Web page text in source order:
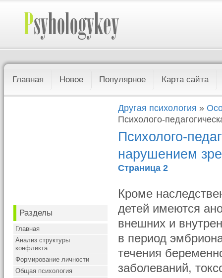
Главная Новое Популярное Карта сайта
Разделы
Главная
Анализ структуры
конфликта
Формирование личности
Общая психология
Другая психология »
Психолого-
Психолого-
нарушением
Страница 2
Кроме
детей имеются
внешних и
в период
течения
заболеваний,